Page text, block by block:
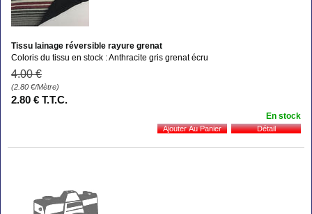
Tissu lainage réversible rayure grenat
Coloris du tissu en stock : Anthracite gris grenat écru
4.00 €
(2.80 €/Mètre)
2.80 € T.T.C.
En stock